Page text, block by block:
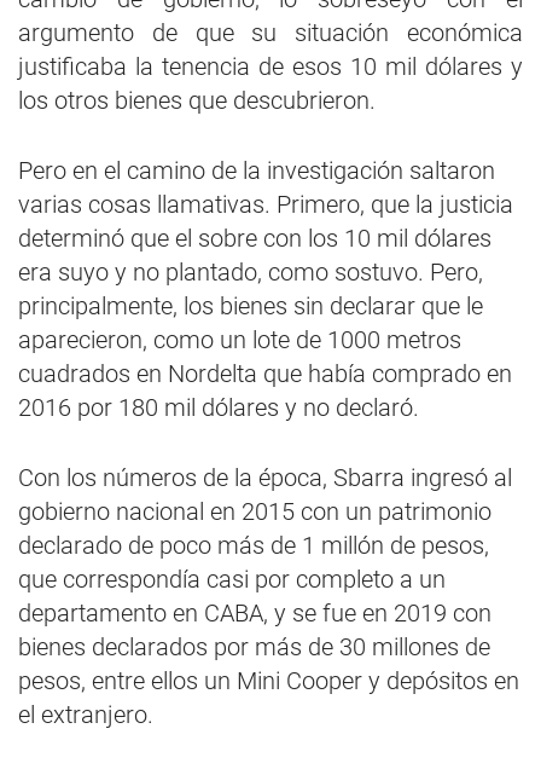
argumento de que su situación económica
justificaba la tenencia de esos 10 mil dólares y
los otros bienes que descubrieron.
Pero en el camino de la investigación saltaron
varias cosas llamativas. Primero, que la justicia
determinó que el sobre con los 10 mil dólares
era suyo y no plantado, como sostuvo. Pero,
principalmente, los bienes sin declarar que le
aparecieron, como un lote de 1000 metros
cuadrados en Nordelta que había comprado en
2016 por 180 mil dólares y no declaró.
Con los números de la época, Sbarra ingresó al
gobierno nacional en 2015 con un patrimonio
declarado de poco más de 1 millón de pesos,
que correspondía casi por completo a un
departamento en CABA, y se fue en 2019 con
bienes declarados por más de 30 millones de
pesos, entre ellos un Mini Cooper y depósitos en
el extranjero.